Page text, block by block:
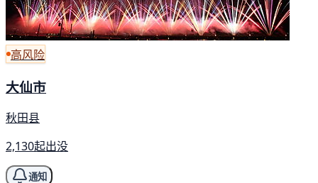
高风险
大仙市
秋田县
2,130起出没
通知